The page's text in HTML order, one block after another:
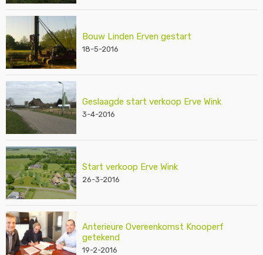
Bouw Linden Erven gestart
18-5-2016
Geslaagde start verkoop Erve Wink
3-4-2016
Start verkoop Erve Wink
26-3-2016
Anterieure Overeenkomst Knooperf
getekend
19-2-2016